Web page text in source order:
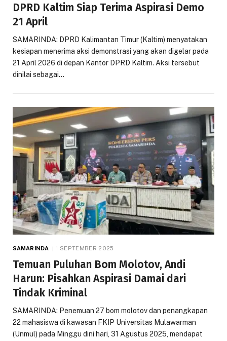
DPRD Kaltim Siap Terima Aspirasi Demo
21 April
SAMARINDA: DPRD Kalimantan Timur (Kaltim) menyatakan
kesiapan menerima aksi demonstrasi yang akan digelar pada
21 April 2026 di depan Kantor DPRD Kaltim. Aksi tersebut
dinilai sebagai…
SAMARINDA 1 SEPTEMBER 2025
Temuan Puluhan Bom Molotov, Andi
Harun: Pisahkan Aspirasi Damai dari
Tindak Kriminal
SAMARINDA: Penemuan 27 bom molotov dan penangkapan
22 mahasiswa di kawasan FKIP Universitas Mulawarman
(Unmul) pada Minggu dini hari, 31 Agustus 2025, mendapat